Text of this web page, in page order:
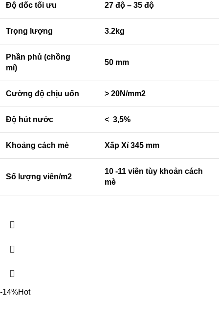
Độ dốc tối ưu 27 độ – 35 độ
Trọng lượng 3.2kg
Phần phủ (chồng
mí)
50 mm
Cường độ chịu uốn > 20N/mm2
Độ hút nước < 3,5%
Khoảng cách mè Xấp Xỉ 345 mm
Số lượng viên/m2
10 -11 viên tùy khoản cách
mè
-14%Hot